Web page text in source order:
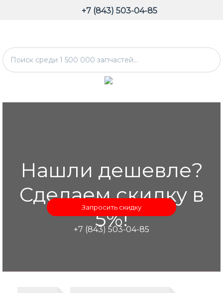
+7 (843) 503-04-85
Нашли дешевле?
Сделаем скидку в
5%!
Запросить скидку
+7 (843) 503-04-85